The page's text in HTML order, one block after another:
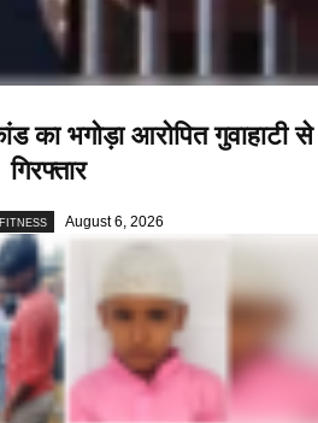
का भगोड़ा आरोपित गुवाहाटी से
गिरफ्तार
August 6, 2026